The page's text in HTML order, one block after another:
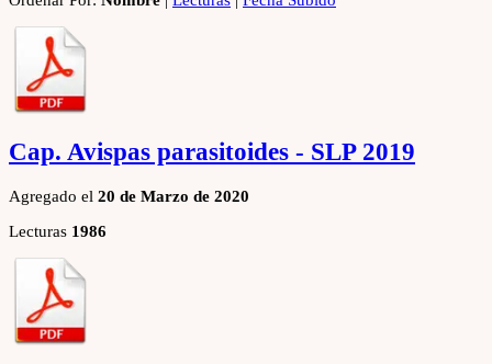
Cap. Avispas parasitoides - SLP 2019
Agregado el 20 de Marzo de 2020
Lecturas 1986